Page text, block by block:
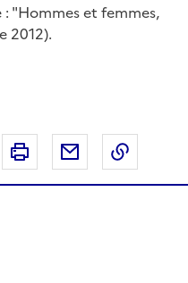
: "Hommes et femmes,
2012).
Imprimer Courriel